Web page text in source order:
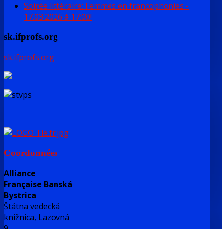
Soirée littéraire: Femmes en francophonies -
17.03.2026 à 17:00!
sk.ifprofs.org
sk.ifprofs.org
Coordonnées
Alliance
Française Banská
Bystrica
Štátna vedecká
knižnica, Lazovná